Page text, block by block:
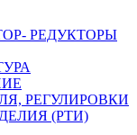
РЕДУКТОРЫ
РЕГУЛИРОВКИ
(РТИ)